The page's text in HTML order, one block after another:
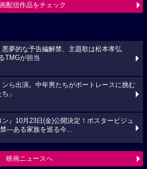
配信作品をチェック
悪夢的な予告編解禁、主題歌は松本孝弘
TMGが担当
ンら出演。中年男たちがボートレースに挑む
」
ン』10月23日(金)公開決定！ポスタービジュ
―ある家族を巡る今...
映画ニュースへ